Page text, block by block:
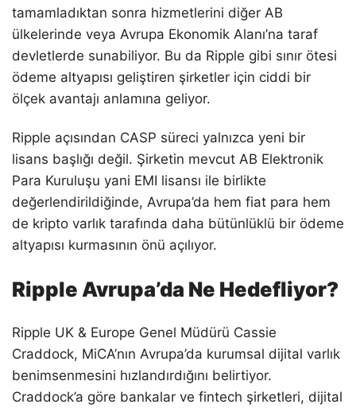
tamamladıktan sonra hizmetlerini diğer AB
ülkelerinde veya Avrupa Ekonomik Alanı’na taraf
devletlerde sunabiliyor. Bu da Ripple gibi sınır ötesi
ödeme altyapısı geliştiren şirketler için ciddi bir
ölçek avantajı anlamına geliyor.
Ripple açısından CASP süreci yalnızca yeni bir
lisans başlığı değil. Şirketin mevcut AB Elektronik
Para Kuruluşu yani EMI lisansı ile birlikte
değerlendirildiğinde, Avrupa’da hem fiat para hem
de kripto varlık tarafında daha bütünlüklü bir ödeme
altyapısı kurmasının önü açılıyor.
Ripple Avrupa’da Ne Hedefliyor?
Ripple UK & Europe Genel Müdürü Cassie
Craddock, MiCA’nın Avrupa’da kurumsal dijital varlık
benimsenmesini hızlandırdığını belirtiyor.
Craddock’a göre bankalar ve fintech şirketleri, dijital